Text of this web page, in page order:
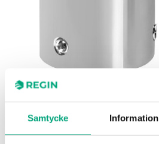
Samtycke Information
Sauter